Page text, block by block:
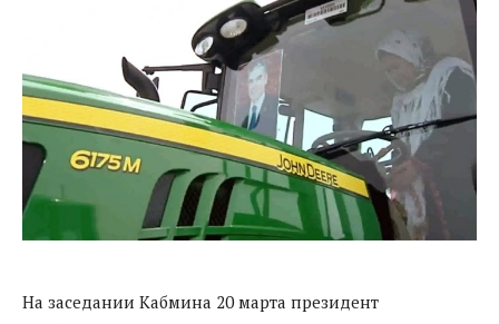
На заседании Кабмина 20 марта президент